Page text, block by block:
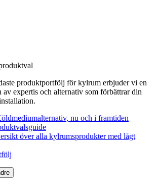
produktportfölj för kylrum erbjuder vi en
expertis och alternativ som förbättrar din
nu och i framtiden
över alla kylrumsprodukter med lågt